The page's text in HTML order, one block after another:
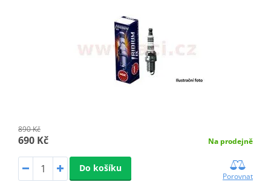
890 Kč
690 Kč Na prodejně
Do košíku
Porovnat